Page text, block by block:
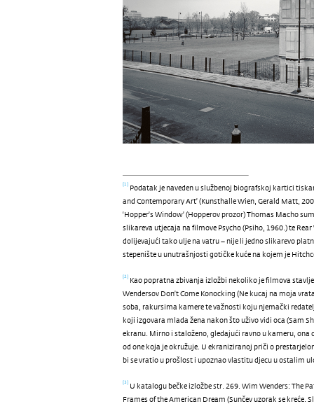
[1]
Podatak je naveden u službenoj biografskoj kartici
and Contemporary Art’ (Kunsthalle Wien, Gerald Matt,
‘Hopper’s Window’ (Hopperov prozor) Thomas Macho
slikareva utjecaja na filmove Psycho (Psiho, 1960.) te
dolijevajući tako ulje na vatru – nije li jedno slikarevo
stepenište u unutrašnjosti gotičke kuće na kojem je
[2]
Kao popratna zbivanja izložbi nekoliko je filmova
Wendersov Don’t Come Konocking (Ne kucaj na moja
soba, rakursima kamere te važnosti koju njemački
koji izgovara mlada žena nakon što uživo vidi oca (Sam
ekranu. Mirno i staloženo, gledajući ravno u kameru,
od one koja je okružuje. U ekraniziranoj priči o
bi se vratio u prošlost i upoznao vlastitu djecu u ostalim
[3]
U katalogu bečke izložbe str. 269. Wim Wenders: The
Frames of the American Dream (Sunčev uzorak se